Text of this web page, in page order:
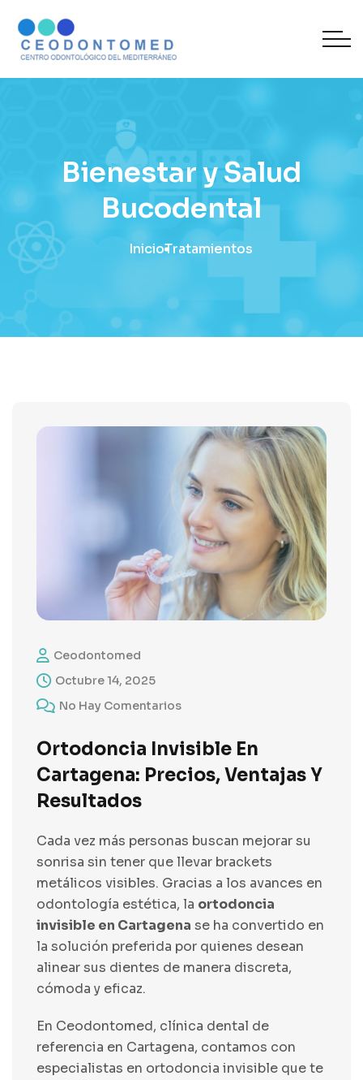
Bienestar y Salud
Bucodental
InicioTratamientos
Ceodontomed
Octubre 14, 2025
No Hay Comentarios
Ortodoncia Invisible En
Cartagena: Precios, Ventajas Y
Resultados
Cada vez más personas buscan mejorar su
sonrisa sin tener que llevar brackets
metálicos visibles. Gracias a los avances en
odontología estética, la ortodoncia
invisible en Cartagena se ha convertido en
la solución preferida por quienes desean
alinear sus dientes de manera discreta,
cómoda y eficaz.
En Ceodontomed, clínica dental de
referencia en Cartagena, contamos con
especialistas en ortodoncia invisible que te